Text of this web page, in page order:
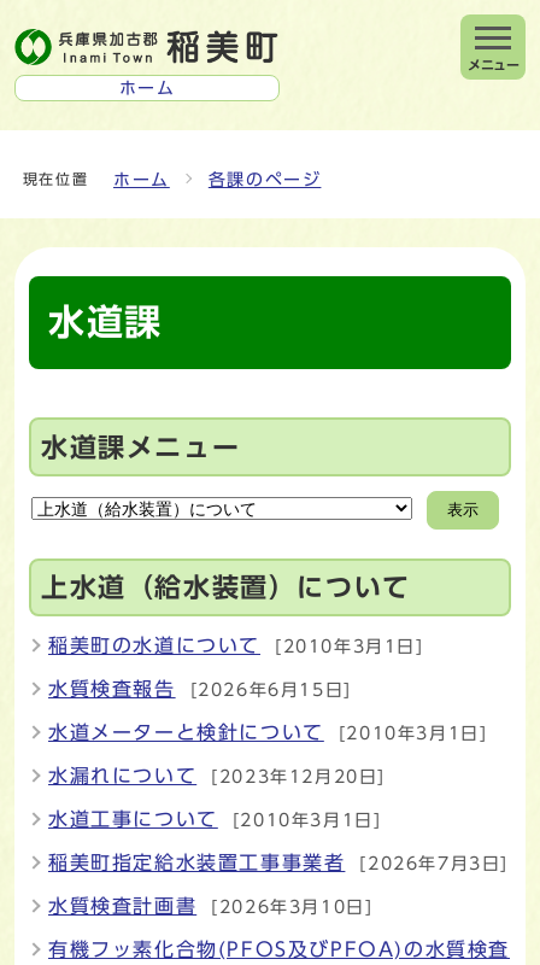
ホーム
メニュー
現在位置 ホーム 各課のページ
水道課
水道課メニュー
表示
上水道（給水装置）について
稲美町の水道について [2010年3月1日]
水質検査報告 [2026年6月15日]
水道メーターと検針について [2010年3月1日]
水漏れについて [2023年12月20日]
水道工事について [2010年3月1日]
稲美町指定給水装置工事事業者 [2026年7月3日]
水質検査計画書 [2026年3月10日]
有機フッ素化合物(PFOS及びPFOA)の水質検査